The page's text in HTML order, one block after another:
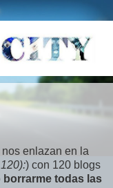
enlazan en la
) con 120 blogs
todas las